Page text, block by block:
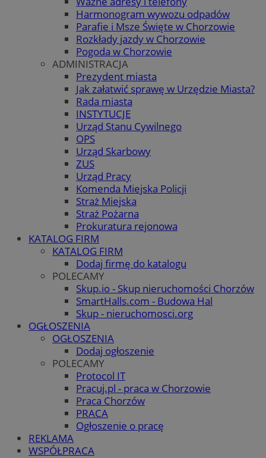
Harmonogram wywozu odpadów
Parafie i Msze Święte w Chorzowie
Rozkłady jazdy w Chorzowie
Pogoda w Chorzowie
ADMINISTRACJA
Prezydent miasta
Jak załatwić sprawę w Urzędzie Miasta?
Rada miasta
INSTYTUCJE
Urząd Stanu Cywilnego
OPS
Urząd Skarbowy
ZUS
Urząd Pracy
Komenda Miejska Policji
Straż Miejska
Straż Pożarna
Prokuratura rejonowa
KATALOG FIRM
KATALOG FIRM
Dodaj firmę do katalogu
POLECAMY
Skup.io - Skup nieruchomości Chorzów
SmartHalls.com - Budowa Hal
Skup - nieruchomosci.org
OGŁOSZENIA
OGŁOSZENIA
Dodaj ogłoszenie
POLECAMY
Protocol IT
Pracuj.pl - praca w Chorzowie
Praca Chorzów
PRACA
Ogłoszenie o pracę
REKLAMA
WSPÓŁPRACA